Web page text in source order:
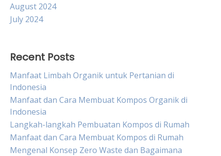
August 2024
July 2024
Recent Posts
Manfaat Limbah Organik untuk Pertanian di
Indonesia
Manfaat dan Cara Membuat Kompos Organik di
Indonesia
Langkah-langkah Pembuatan Kompos di Rumah
Manfaat dan Cara Membuat Kompos di Rumah
Mengenal Konsep Zero Waste dan Bagaimana